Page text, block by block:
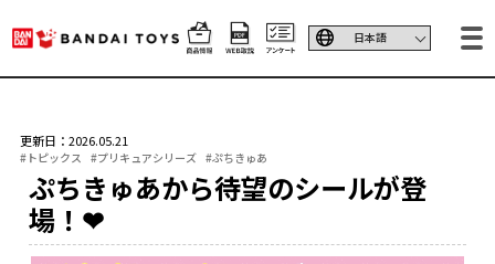
更新日：2026.05.21
#トピックス #プリキュアシリーズ #ぷちきゅあ
ぷちきゅあから待望のシールが登
場！❤